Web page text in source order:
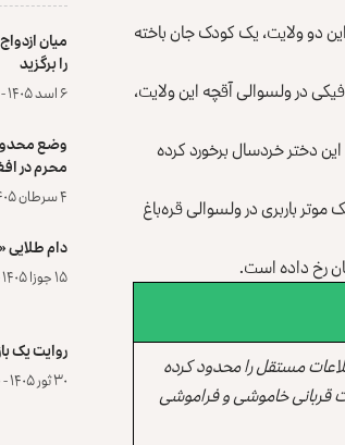
دو ولایت، یک کودک جان باخته
ثور) براثر وقوع یک حادثه‌ی ترافیکی در ولسوالی آقچه این ولایت،
دختر خردسال برخورد کرده
باربری در ولسوالی قره‌باغ
رخ داده است.
مستقل را محدود کرده
قربانی خاموشی و فراموشی
میان
را برگزید
۶ اسد ۱۴۰۵ - ۲۸ جولای ۲۰۲۶
وضع
محرم در
۴ سرطان ۱۴۰۵ - ۲۵ جون ۲۰۲۶
دام
۱۵ جوزا ۱۴۰۵ - ۵ جون ۲۰۲۶
روایت یک
۳۰ ثور ۱۴۰۵ - ۲۰ می ۲۰۲۶